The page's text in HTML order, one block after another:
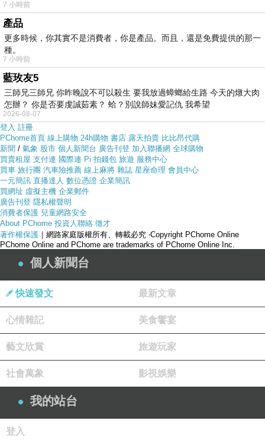
產品網址
http://www.momoshop.com.tw/goods/GoodsDetail.j
i_code=1839875
7 小時前
產品
更多時候，你其實不是消費者，你是產品。而且，還是免費提供的那一
種。
7 小時前
藍玫友5
三師兄三師兄 你昨晚說不可以殺生 要我放過蟑螂給生路 今天的燉大肉
怎辦？ 你是否要虔誠茹素？ 蛤？別說師妹愛記仇 我希望
2026-08-07
登入 註冊
PChome首頁 線上購物 24h購物 書店 露天拍賣 比比昂代購
新聞 / 氣象 股市 個人新聞台 廣告刊登 加入聯播網 全球購物
買賣租屋 支付連 國際連 Pi 拍錢包 旅遊 服務中心
買車 旅行團 汽車險推薦 線上麻將 雜誌 星座命理 會員中心
一元簡訊 直播達人 數位憑證 企業簡訊
買網址 虛擬主機 企業郵件
廣告刊登 隱私權聲明
消費者保護 兒童網路安全
About PChome 投資人聯絡 徵才
著作權保護 ｜網路家庭版權所有、轉載必究 ‧Copyright PChome Online
PChome Online and PChome are trademarks of PChome Online Inc.
個人新聞台
快速發文 最新文章
心情雜記 美食饗宴
藝文欣賞 旅遊玩家
社會萬象 影視娛樂
我的站台
登入